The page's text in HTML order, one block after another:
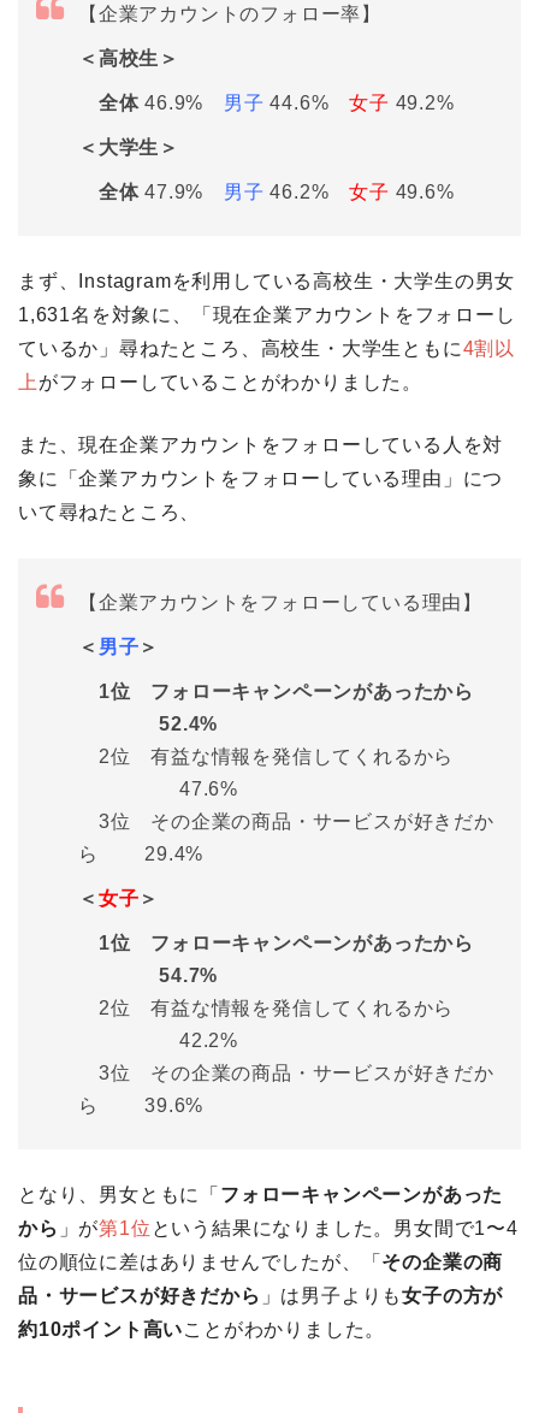
【企業アカウントのフォロー率】
＜高校生＞
全体46.9% 男子 44.6%女子 49.2%
＜大学生＞
全体47.9% 男子 46.2%女子 49.6%
まず、Instagramを利用している高校生・大学生の男女
1,631名を対象に、「現在企業アカウントをフォローし
ているか」尋ねたところ、高校生・大学生ともに4割以
上 がフォローしていることがわかりました。
また、現在企業アカウントをフォローしている人を対
象に「企業アカウントをフォローしている理由」につ
いて尋ねたところ、
【企業アカウントをフォローしている理由】
＜ 男子 ＞
1位 フォローキャンペーンがあったから
52.4%
2位 有益な情報を発信してくれるから
47.6%
3位 その企業の商品・サービスが好きだか
ら 29.4%
＜ 女子 ＞
1位 フォローキャンペーンがあったから
54.7%
2位 有益な情報を発信してくれるから
42.2%
3位 その企業の商品・サービスが好きだか
ら 39.6%
となり、男女ともに「 フォローキャンペーンがあった
から 」が第1位 という結果になりました。男女間で1〜4
位の順位に差はありませんでしたが、「 その企業の商
品・サービスが好きだから 」は男子よりも女子の方が
約10ポイント高いことがわかりました。